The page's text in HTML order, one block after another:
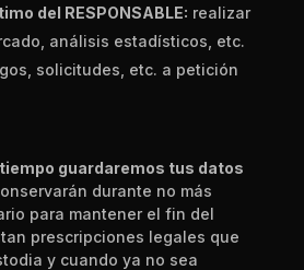
del RESPONSABLE: realizar
análisis estadísticos, etc.
solicitudes, etc. a petición
guardaremos tus datos
durante no más
para mantener el fin del
prescripciones legales que
y cuando ya no sea